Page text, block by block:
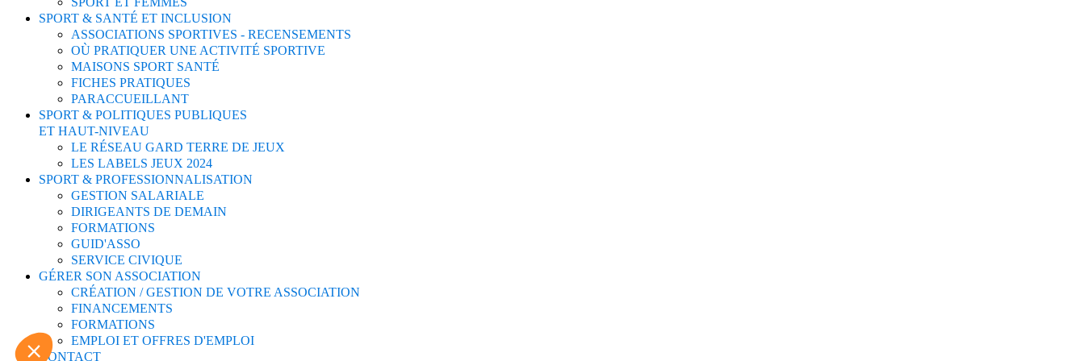
SPORT & SANTÉ ET INCLUSION
ASSOCIATIONS SPORTIVES - RECENSEMENTS
OÙ PRATIQUER UNE ACTIVITÉ SPORTIVE
MAISONS SPORT SANTÉ
FICHES PRATIQUES
PARACCUEILLANT
SPORT & POLITIQUES PUBLIQUES
ET HAUT-NIVEAU
LE RÉSEAU GARD TERRE DE JEUX
LES LABELS JEUX 2024
SPORT & PROFESSIONNALISATION
GESTION SALARIALE
DIRIGEANTS DE DEMAIN
FORMATIONS
GUID'ASSO
SERVICE CIVIQUE
GÉRER SON ASSOCIATION
CRÉATION / GESTION DE VOTRE ASSOCIATION
FINANCEMENTS
FORMATIONS
EMPLOI ET OFFRES D'EMPLOI
CONTACT